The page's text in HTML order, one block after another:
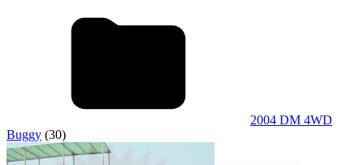
2004 DM 4WD
Buggy (30)